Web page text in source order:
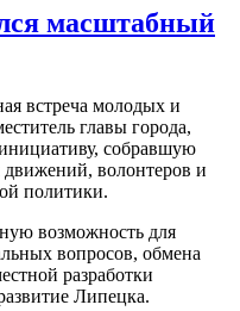
масштабный
встреча молодых и
главы города,
собравшую
волонтеров и
политики.
возможность для
вопросов, обмена
разработки
Липецка.